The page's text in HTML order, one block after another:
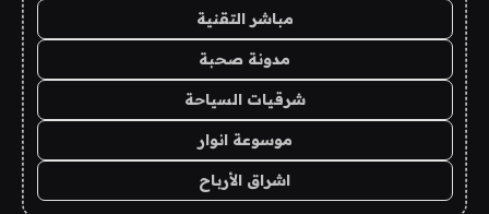
مباشر التقنية
مدونة صحبة
شرقيات السياحة
موسوعة انوار
اشراق الأرباح